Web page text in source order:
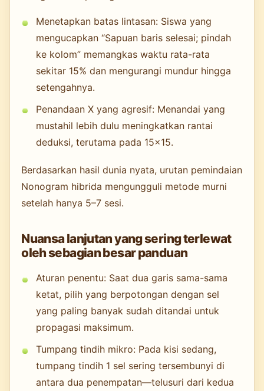
Menetapkan batas lintasan: Siswa yang
mengucapkan “Sapuan baris selesai; pindah
ke kolom” memangkas waktu rata-rata
sekitar 15% dan mengurangi mundur hingga
setengahnya.
Penandaan X yang agresif: Menandai yang
mustahil lebih dulu meningkatkan rantai
deduksi, terutama pada 15×15.
Berdasarkan hasil dunia nyata, urutan pemindaian
Nonogram hibrida mengungguli metode murni
setelah hanya 5–7 sesi.
Nuansa lanjutan yang sering terlewat
oleh sebagian besar panduan
Aturan penentu: Saat dua garis sama-sama
ketat, pilih yang berpotongan dengan sel
yang paling banyak sudah ditandai untuk
propagasi maksimum.
Tumpang tindih mikro: Pada kisi sedang,
tumpang tindih 1 sel sering tersembunyi di
antara dua penempatan—telusuri dari kedua